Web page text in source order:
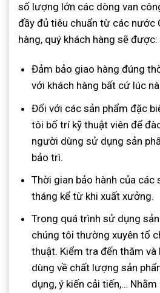
số lượng lớn các dòng van
đầy đủ tiêu chuẩn từ các nước
hàng, quý khách hàng sẽ được:
Đảm bảo giao hàng đúng
với khách hàng bất cứ lúc
Đối với các sản phẩm đặc
tôi bố trí kỹ thuật viên để
người dùng sử dụng sản
bảo trì.
Thời gian bảo hành của các
tháng kể từ khi xuất xưởng.
Trong quá trình sử dụng
chúng tôi thường xuyên tổ
thuật. Kiểm tra đến thăm và
dùng về chất lượng sản
dụng, ý kiến ​​cải tiến,…